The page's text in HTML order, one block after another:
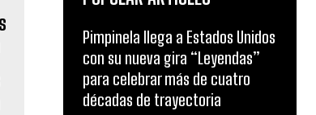
Pimpinela llega a Estados Unidos
con su nueva gira “Leyendas”
para celebrar más de cuatro
décadas de trayectoria